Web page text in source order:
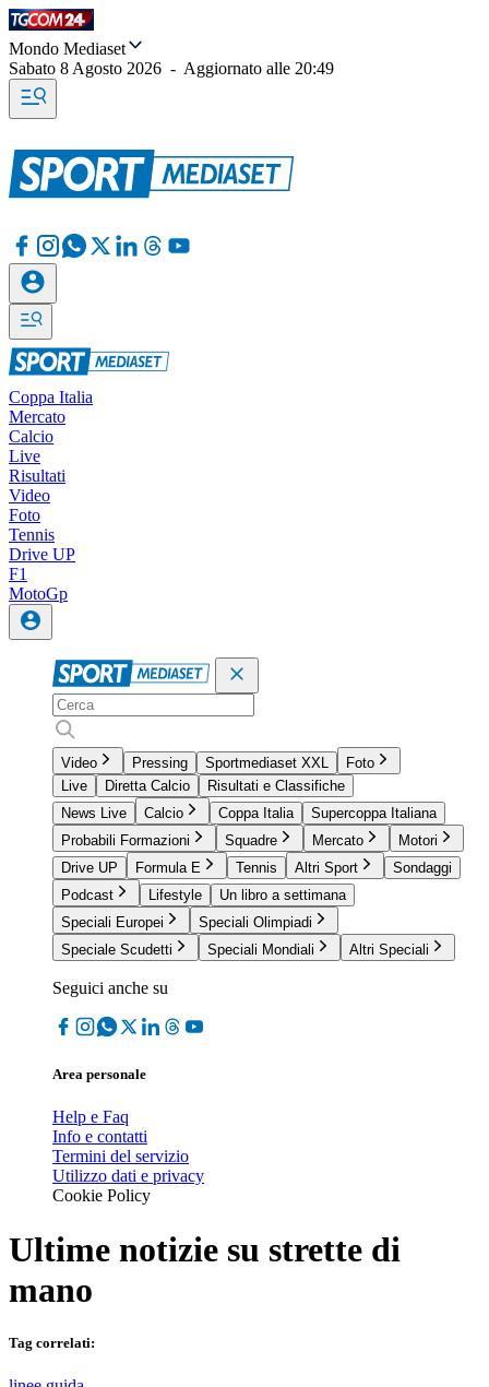
Mondo Mediaset
Sabato 8 Agosto 2026 - Aggiornato alle 20:49
Coppa Italia
Mercato
Calcio
Live
Risultati
Video
Foto
Tennis
Drive UP
F1
MotoGp
Video Pressing Sportmediaset XXL
Foto
Live
Diretta Calcio
Risultati e Classifiche
News Live
Calcio Coppa Italia
Supercoppa Italiana
Probabili Formazioni
Squadre Mercato
Motori
Drive UP
Formula E Tennis Altri Sport
Sondaggi
Podcast
Lifestyle
Un libro a settimana
Speciali Europei
Speciali Olimpiadi
Speciale Scudetti
Speciali Mondiali Altri Speciali
Seguici anche su
Area personale
Help e Faq
Info e contatti
Termini del servizio
Utilizzo dati e privacy
Cookie Policy
Ultime notizie su strette di
mano
Tag correlati: